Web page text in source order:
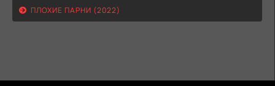
ПЛОХИЕ ПАРНИ (2022)